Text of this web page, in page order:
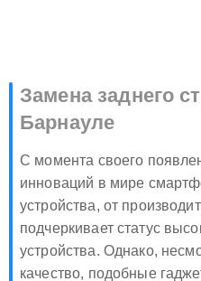
Замена заднего
Барнауле
С момента своего
инноваций в мире
устройства, от
подчеркивает статус
устройства. Однако,
качество, подобные